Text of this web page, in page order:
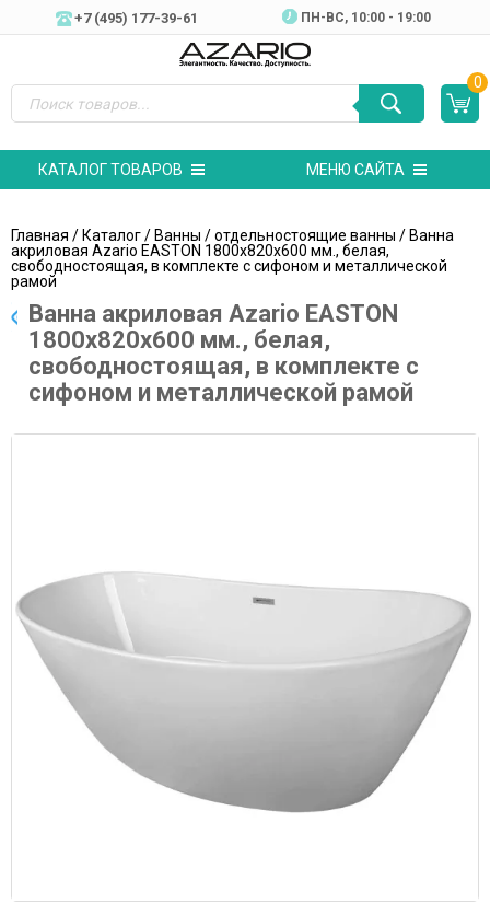
+7 (495) 177-39-61 ПН-ВC, 10:00 - 19:00
0
КАТАЛОГ ТОВАРОВ МЕНЮ САЙТА
Главная /Каталог/Ванны /отдельностоящие ванны / Ванна
акриловая Azario EASTON 1800x820x600 мм., белая,
свободностоящая, в комплекте с сифоном и металлической
рамой
Ванна акриловая Azario EASTON
1800x820x600 мм., белая,
свободностоящая, в комплекте с
сифоном и металлической рамой